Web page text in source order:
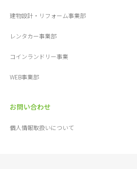
建物設計・リフォーム事業部
レンタカー事業部
コインランドリー事業
WEB事業部
お問い合わせ
個人情報取扱いについて